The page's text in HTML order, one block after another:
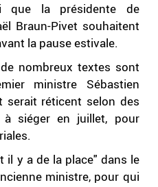
que la présidente de
Braun-Pivet souhaitent
la pause estivale.
nombreux textes sont
ministre Sébastien
serait réticent selon des
à siéger en juillet, pour
il y a de la place" dans le
ministre, pour qui